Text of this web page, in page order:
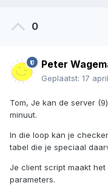
0
Peter
Geplaatst: 17
Tom, Je kan de server
minuut.
In die loop kan je
tabel die je speciaal
Je client script maakt
parameters.